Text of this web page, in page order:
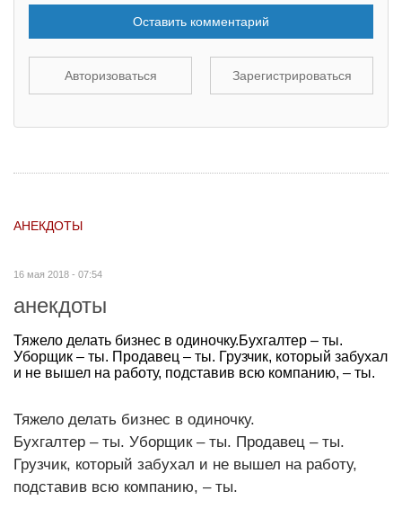
Оставить комментарий
Авторизоваться Зарегистрироваться
АНЕКДОТЫ
16 мая 2018 - 07:54
анекдоты
Тяжело делать бизнес в одиночку.Бухгалтер – ты.
Уборщик – ты. Продавец – ты. Грузчик, который забухал
и не вышел на работу, подставив всю компанию, – ты.
Тяжело делать бизнес в одиночку.
Бухгалтер – ты. Уборщик – ты. Продавец – ты.
Грузчик, который забухал и не вышел на работу,
подставив всю компанию, – ты.